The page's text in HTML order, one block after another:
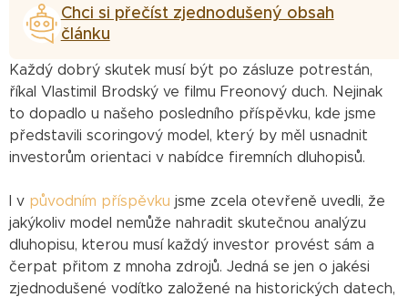
Chci si přečíst zjednodušený obsah
článku
Každý dobrý skutek musí být po zásluze potrestán,
říkal Vlastimil Brodský ve filmu Freonový duch. Nejinak
to dopadlo u našeho posledního příspěvku, kde jsme
představili scoringový model, který by měl usnadnit
investorům orientaci v nabídce firemních dluhopisů.
I v původním příspěvku jsme zcela otevřeně uvedli, že
jakýkoliv model nemůže nahradit skutečnou analýzu
dluhopisu, kterou musí každý investor provést sám a
čerpat přitom z mnoha zdrojů. Jedná se jen o jakési
zjednodušené vodítko založené na historických datech,